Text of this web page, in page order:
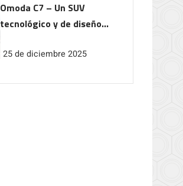
Omoda C7 – Un SUV
tecnológico y de diseño
25 de diciembre 2025